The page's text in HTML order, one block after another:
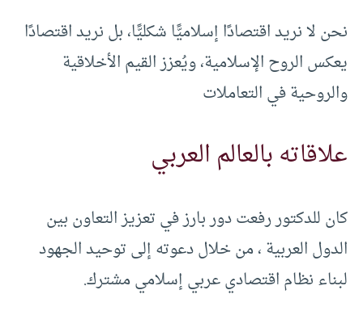
نحن لا نريد اقتصادًا إسلاميًّا شكليًّا، بل نريد اقتصادًا
يعكس الروح الإسلامية، ويُعزز القيم الأخلاقية
والروحية في التعاملات
علاقاته بالعالم العربي
كان للدكتور رفعت دور بارز في تعزيز التعاون بين
الدول العربية ، من خلال دعوته إلى توحيد الجهود
لبناء نظام اقتصادي عربي إسلامي مشترك.